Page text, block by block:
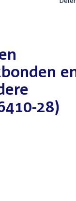
28)